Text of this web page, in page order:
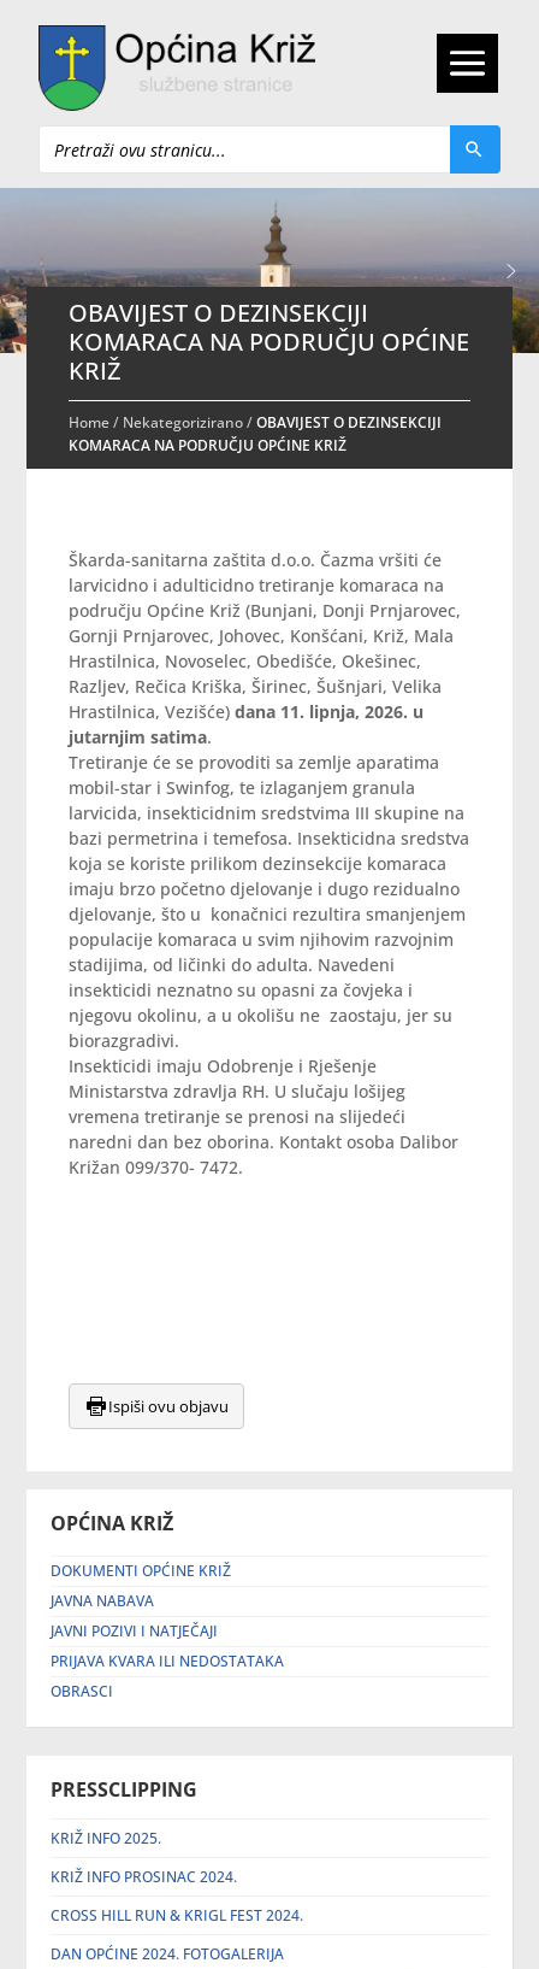
Pretraži
OPĆINA KRIŽ
DOKUMENTI OPĆINE KRIŽ
JAVNA NABAVA
JAVNI POZIVI I NATJEČAJI
PRIJAVA KVARA ILI NEDOSTATAKA
OBRASCI
PRESSCLIPPING
KRIŽ INFO 2025.
KRIŽ INFO PROSINAC 2024.
CROSS HILL RUN & KRIGL FEST 2024.
DAN OPĆINE 2024. FOTOGALERIJA
OBAVIJEST O DEZINSEKCIJI
KOMARACA NA PODRUČJU OPĆINE
KRIŽ
Home/ Nekategorizirano/OBAVIJEST O DEZINSEKCIJI
KOMARACA NA PODRUČJU OPĆINE KRIŽ
Škarda-sanitarna zaštita d.o.o. Čazma vršiti će
larvicidno i adulticidno tretiranje komaraca na
području Općine Križ (Bunjani, Donji Prnjarovec,
Gornji Prnjarovec, Johovec, Konšćani, Križ, Mala
Hrastilnica, Novoselec, Obedišće, Okešinec,
Razljev, Rečica Kriška, Širinec, Šušnjari, Velika
Hrastilnica, Vezišće)dana 11. lipnja, 2026. u
jutarnjim satima.
Tretiranje će se provoditi sa zemlje aparatima
mobil-star i Swinfog, te izlaganjem granula
larvicida, insekticidnim sredstvima III skupine na
bazi permetrina i temefosa. Insekticidna sredstva
koja se koriste prilikom dezinsekcije komaraca
imaju brzo početno djelovanje i dugo rezidualno
djelovanje, što u konačnici rezultira smanjenjem
populacije komaraca u svim njihovim razvojnim
stadijima, od ličinki do adulta. Navedeni
insekticidi neznatno su opasni za čovjeka i
njegovu okolinu, a u okolišu ne zaostaju, jer su
biorazgradivi.
Insekticidi imaju Odobrenje i Rješenje
Ministarstva zdravlja RH. U slučaju lošijeg
vremena tretiranje se prenosi na slijedeći
naredni dan bez oborina. Kontakt osoba Dalibor
Križan 099/370- 7472.
Ispiši ovu objavu